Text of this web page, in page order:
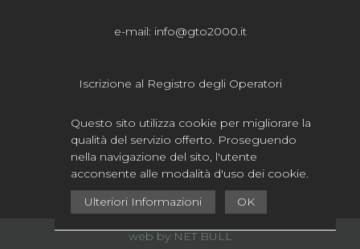
e-mail: info@gto2000.it
Iscrizione al Registro degli Operatori
Privacy -Cookie
web by NET BULL
Questo sito utilizza cookie per migliorare la
qualità del servizio offerto. Proseguendo
nella navigazione del sito, l'utente
acconsente alle modalità d'uso dei cookie.
Ulteriori Informazioni
OK